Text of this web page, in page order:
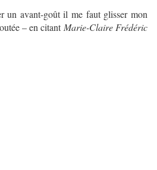
un avant-goût il me faut glisser mon
– en citant Marie-Claire Frédéric